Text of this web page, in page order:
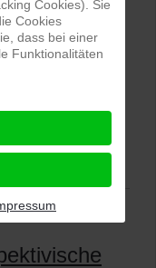
Bildbearbeitung in
Cookies). Sie
Cookies
dass bei einer
Funktionalitäten